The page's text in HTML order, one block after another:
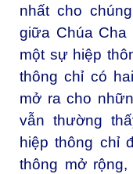
nhất cho
giữa Chúa
một sự hiệp
thông chỉ có
mở ra cho
vẫn thường
hiệp thông chỉ
thông mở